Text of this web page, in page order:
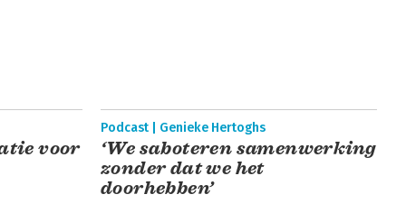
voor
Podcast | Genieke Hertoghs
‘We saboteren samenwerking
zonder dat we het
doorhebben’